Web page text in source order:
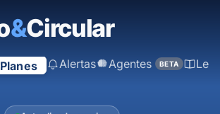
Planes Alertas Agentes BETA